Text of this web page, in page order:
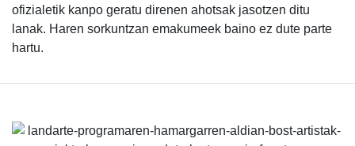
ofizialetik kanpo geratu direnen ahotsak jasotzen ditu
lanak. Haren sorkuntzan emakumeek baino ez dute parte
hartu.